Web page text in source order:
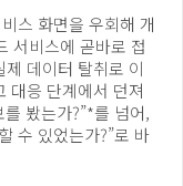
스 화면을 우회해 개
서비스에 곧바로 접
데이터 탈취로 이
대응 단계에서 던져
봤는가?”*를 넘어,
수 있었는가?”로 바